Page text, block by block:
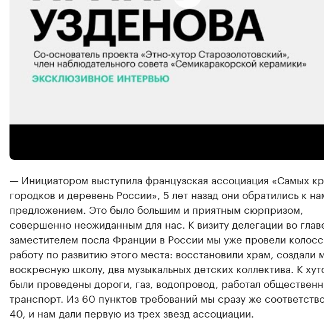
— Инициатором выступила французская ассоциация «Самых
городков и деревень России», 5 лет назад они обратились к
предложением. Это было большим и приятным сюрпризом,
совершенно неожиданным для нас. К визиту делегации во
заместителем посла Франции в России мы уже провели
работу по развитию этого места: восстановили храм, создали
воскресную школу, два музыкальных детских коллектива. К
были проведены дороги, газ, водопровод, работал
транспорт. Из 60 пунктов требований мы сразу же
40, и нам дали первую из трех звезд ассоциации.